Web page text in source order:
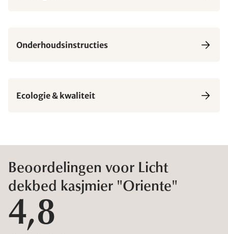
Onderhoudsinstructies
Ecologie & kwaliteit
Beoordelingen voor Licht
dekbed kasjmier "Oriente"
4,8